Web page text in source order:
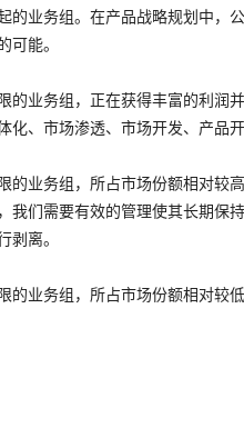
的业务组。在产品战略规划中，
可能。
的业务组，正在获得丰富的利润
化、市场渗透、市场开发、产品
的业务组，所占市场份额相对较
我们需要有效的管理使其长期保
剥离。
的业务组，所占市场份额相对较